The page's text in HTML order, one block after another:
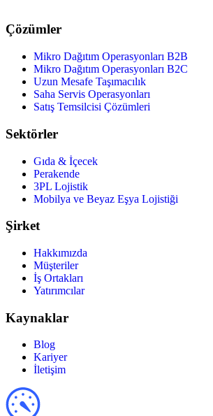
Çözümler
Mikro Dağıtım Operasyonları B2B
Mikro Dağıtım Operasyonları B2C
Uzun Mesafe Taşımacılık
Saha Servis Operasyonları
Satış Temsilcisi Çözümleri
Sektörler
Gıda & İçecek
Perakende
3PL Lojistik
Mobilya ve Beyaz Eşya Lojistiği
Şirket
Hakkımızda
Müşteriler
İş Ortakları
Yatırımcılar
Kaynaklar
Blog
Kariyer
İletişim